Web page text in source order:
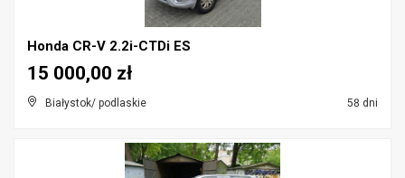
Honda CR-V 2.2i-CTDi ES
Białystok/ podlaskie 58 dni
15 000,00 zł